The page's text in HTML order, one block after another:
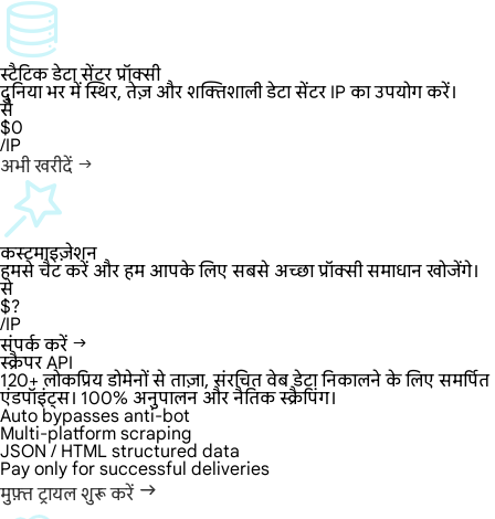
स्टैटिक डेटा सेंटर प्रॉक्सी
दुनिया भर में स्थिर, तेज़ और शक्तिशाली डेटा सेंटर IP का उपयोग करें।
से
$0
/IP
अभी खरीदें
कस्टमाइज़ेशन
हमसे चैट करें और हम आपके लिए सबसे अच्छा प्रॉक्सी समाधान खोजेंगे।
से
$?
/IP
संपर्क करें
स्क्रैपर API
120+ लोकप्रिय डोमेनों से ताज़ा, संरचित वेब डेटा निकालने के लिए समर्पित
एंडपॉइंट्स। 100% अनुपालन और नैतिक स्क्रैपिंग।
Auto bypasses anti-bot
Multi-platform scraping
JSON / HTML structured data
Pay only for successful deliveries
मुफ़्त ट्रायल शुरू करें